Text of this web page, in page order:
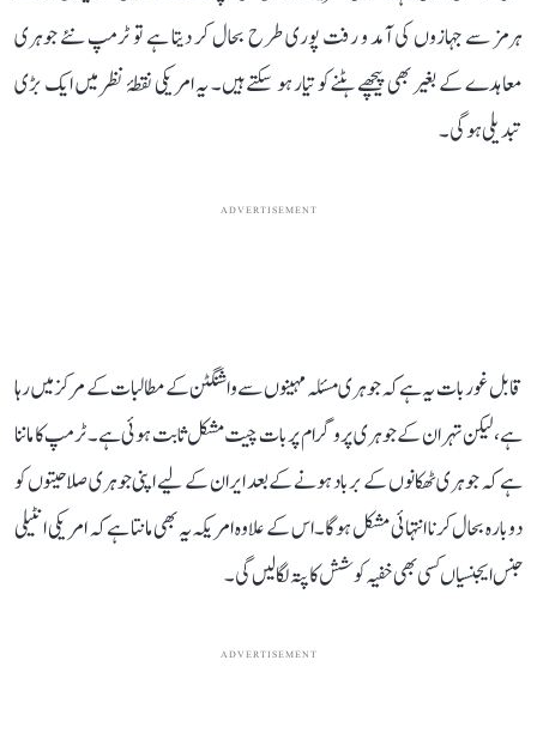
ہرمز سے جہازوں کی آمد و رفت پوری طرح بحال کر دیتا ہے تو ٹرمپ نئے جوہری
معاہدے کے بغیر بھی پیچھے ہٹنے کو تیار ہو سکتے ہیں۔ یہ امریکی نقطۂ نظر میں ایک بڑی
تبدیلی ہوگی۔
ADVERTISEMENT
قابل غور بات یہ ہے کہ جوہری مسئلہ مہینوں سے واشنگٹن کے مطالبات کے مرکز میں رہا
ہے، لیکن تہران کے جوہری پروگرام پر بات چیت مشکل ثابت ہوئی ہے۔ ٹرمپ کا ماننا
ہے کہ جوہری ٹھکانوں کے برباد ہونے کے بعد ایران کے لیے اپنی جوہری صلاحیتوں کو
دوبارہ بحال کرنا انتہائی مشکل ہوگا۔ اس کے علاوہ امریکہ یہ بھی مانتا ہے کہ امریکی انٹیلی
جنس ایجنسیاں کسی بھی خفیہ کوشش کا پتہ لگا لیں گی۔
ADVERTISEMENT